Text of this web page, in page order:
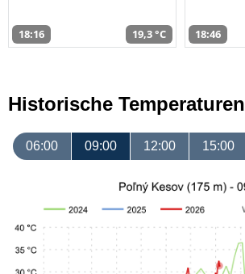
18:16 19,3 °C 18:46
Historische Temperaturen
06:00 09:00 12:00 15:00